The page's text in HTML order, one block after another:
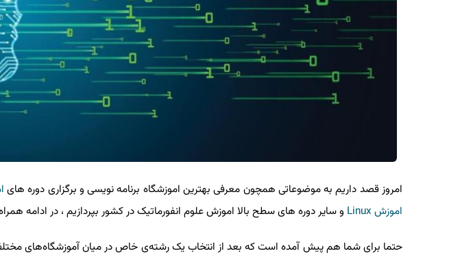
امروز قصد داریم به موضوعاتی همچون معرفی بهترین اموزشگاه برنامه نویسی و برگزاری دوره های
اموزشLinuxو سایر دوره های سطح بالا اموزش علوم انفورماتیک در کشور بپردازیم ، در ادامه همراه
حتما برای شما هم پیش آمده‌ است که بعد از انتخاب یک رشته‌ی خاص در میان آموزشگاه‌های